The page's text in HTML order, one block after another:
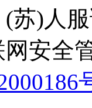
苏)人
安全